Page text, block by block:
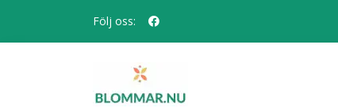
Följ oss: